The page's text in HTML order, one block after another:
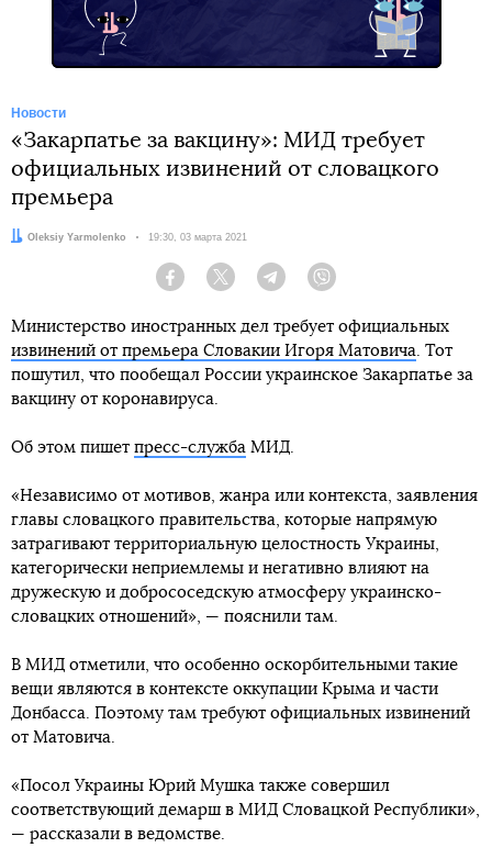
Новости
«Закарпатье за вакцину»: МИД требует
официальных извинений от словацкого
премьера
Автор:
Oleksiy Yarmolenko Дата:
19:30, 03 марта 2021
Facebook Twitter Telegram
Министерство иностранных дел требует официальных
извинений от премьера Словакии Игоря Матовича. Тот
пошутил, что пообещал России украинское Закарпатье за
вакцину от коронавируса.
Об этом пишет пресс-служба МИД.
«Независимо от мотивов, жанра или контекста, заявления
главы словацкого правительства, которые напрямую
затрагивают территориальную целостность Украины,
категорически неприемлемы и негативно влияют на
дружескую и добрососедскую атмосферу украинско-
словацких отношений», — пояснили там.
В МИД отметили, что особенно оскорбительными такие
вещи являются в контексте оккупации Крыма и части
Донбасса. Поэтому там требуют официальных извинений
от Матовича.
«Посол Украины Юрий Мушка также совершил
соответствующий демарш в МИД Словацкой Республики»,
— рассказали в ведомстве.